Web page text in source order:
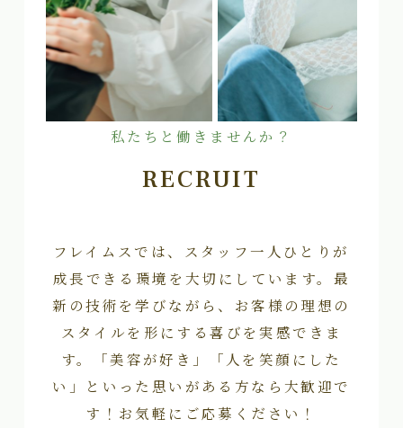
私たちと働きませんか？
RECRUIT
フレイムスでは、スタッフ一人ひとりが
成長できる環境を大切にしています。最
新の技術を学びながら、お客様の理想の
スタイルを形にする喜びを実感できま
す。「美容が好き」「人を笑顔にした
い」といった思いがある方なら大歓迎で
す！お気軽にご応募ください！